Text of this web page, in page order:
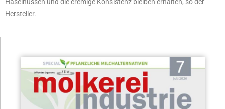
Haselnüssen und die cremige Konsistenz bleiben erhalten, so der
Hersteller.